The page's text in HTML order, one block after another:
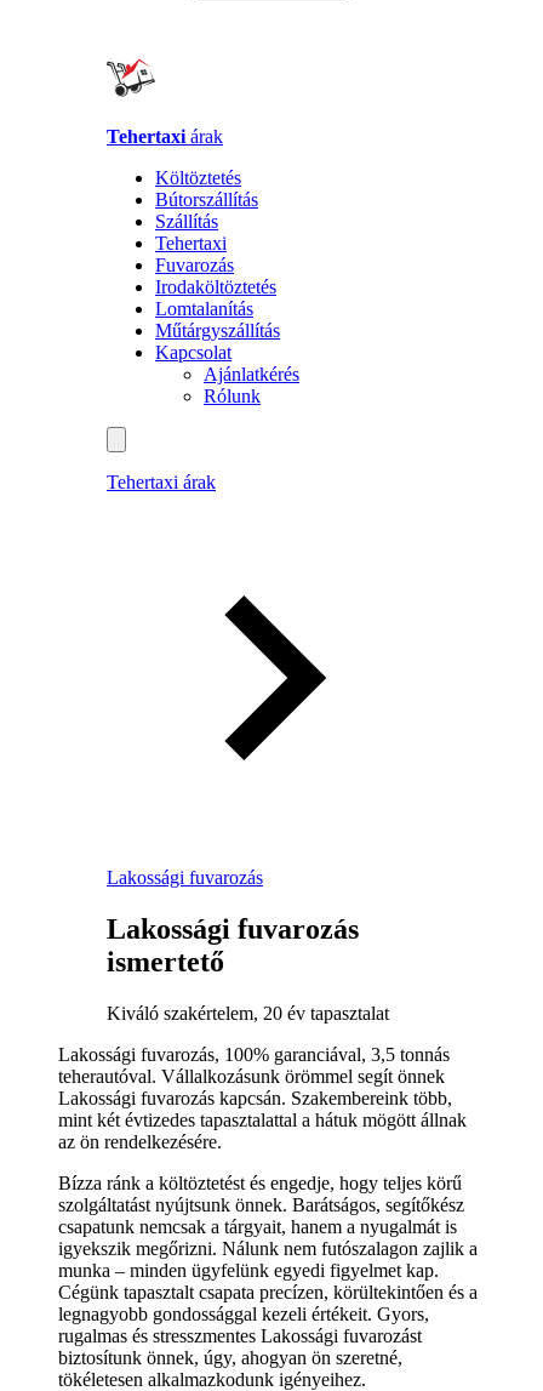
Tehertaxi árak
Költöztetés
Bútorszállítás
Szállítás
Tehertaxi
Fuvarozás
Irodaköltöztetés
Lomtalanítás
Műtárgyszállítás
Kapcsolat
Ajánlatkérés
Rólunk
Tehertaxi árak
Lakossági fuvarozás
Lakossági fuvarozás
ismertető
Kiváló szakértelem, 20 év tapasztalat
Lakossági fuvarozás, 100% garanciával, 3,5 tonnás
teherautóval. Vállalkozásunk örömmel segít önnek
Lakossági fuvarozás kapcsán. Szakembereink több,
mint két évtizedes tapasztalattal a hátuk mögött állnak
az ön rendelkezésére.
Bízza ránk a költöztetést és engedje, hogy teljes körű
szolgáltatást nyújtsunk önnek. Barátságos, segítőkész
csapatunk nemcsak a tárgyait, hanem a nyugalmát is
igyekszik megőrizni. Nálunk nem futószalagon zajlik a
munka – minden ügyfelünk egyedi figyelmet kap.
Cégünk tapasztalt csapata precízen, körültekintően és a
legnagyobb gondossággal kezeli értékeit. Gyors,
rugalmas és stresszmentes Lakossági fuvarozást
biztosítunk önnek, úgy, ahogyan ön szeretné,
tökéletesen alkalmazkodunk igényeihez.